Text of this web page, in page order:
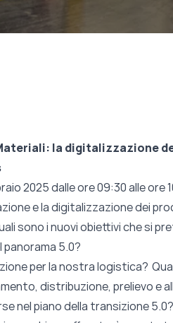
la digitalizzazione
2025 dalle ore 09:30 alle ore
e la digitalizzazione dei
sono i nuovi obiettivi che si
5.0?
per la nostra logistica?
distribuzione, prelievo e
nel piano della transizione 5.0?